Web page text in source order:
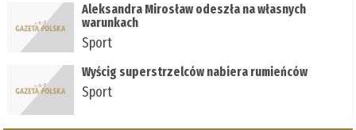
Aleksandra Mirosław odeszła na własnych
warunkach
Sport
Wyścig superstrzelców nabiera rumieńców
Sport